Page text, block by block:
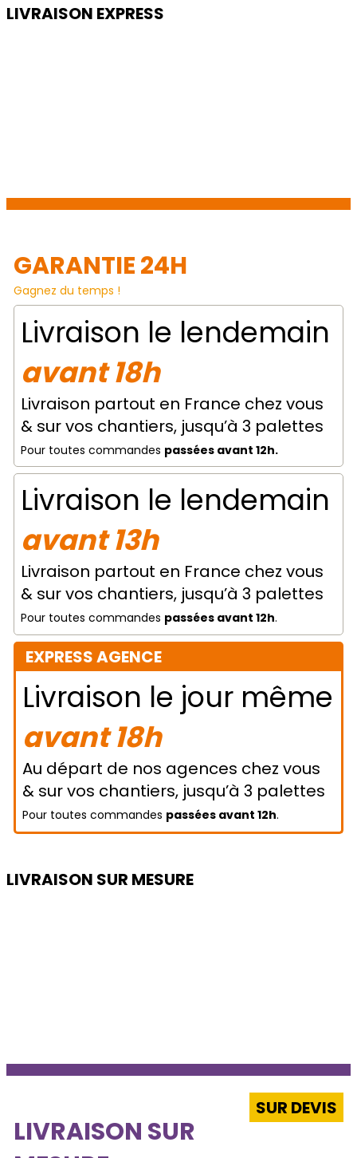
LIVRAISON EXPRESS
GARANTIE 24H
Gagnez du temps !
Livraison le lendemain
avant 18h
Livraison partout en France chez vous
& sur vos chantiers, jusqu’à 3 palettes
Pour toutes commandes passées avant 12h.
Livraison le lendemain
avant 13h
Livraison partout en France chez vous
& sur vos chantiers, jusqu’à 3 palettes
Pour toutes commandes passées avant 12h.
EXPRESS AGENCE
Livraison le jour même
avant 18h
Au départ de nos agences chez vous
& sur vos chantiers, jusqu’à 3 palettes
Pour toutes commandes passées avant 12h.
LIVRAISON SUR MESURE
SUR DEVIS
LIVRAISON SUR